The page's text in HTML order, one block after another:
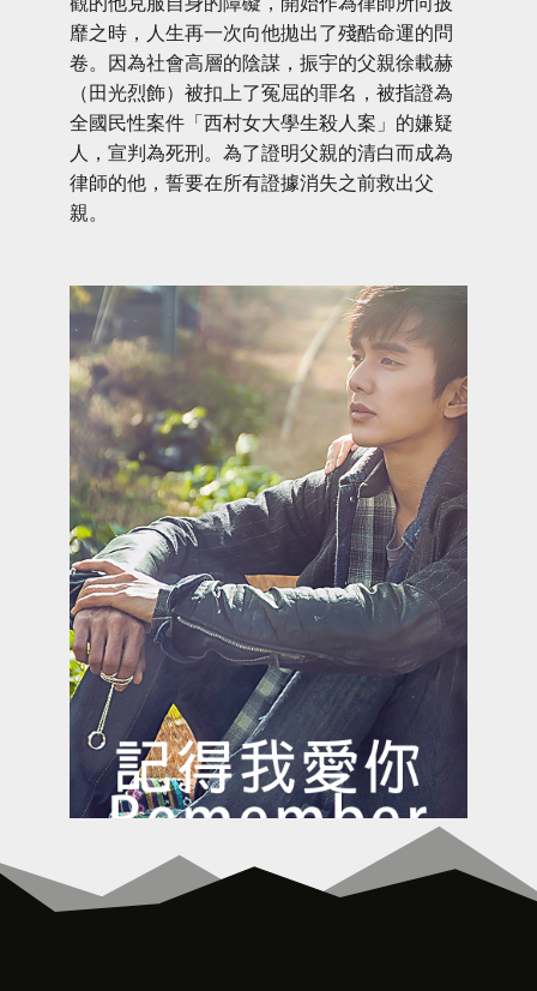
靡之時，人生再一次向他拋出了殘酷命運的問
卷。因為社會高層的陰謀，振宇的父親徐載赫
（田光烈飾）被扣上了冤屈的罪名，被指證為
全國民性案件「西村女大學生殺人案」的嫌疑
人，宣判為死刑。為了證明父親的清白而成為
律師的他，誓要在所有證據消失之前救出父
親。